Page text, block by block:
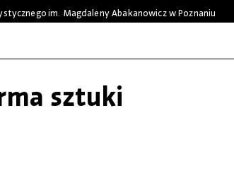
im. Magdaleny Abakanowicz w Poznaniu
sztuki